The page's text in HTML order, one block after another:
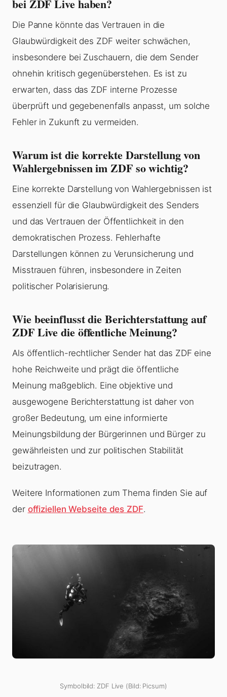
bei ZDF Live haben?
Die Panne könnte das Vertrauen in die
Glaubwürdigkeit des ZDF weiter schwächen,
insbesondere bei Zuschauern, die dem Sender
ohnehin kritisch gegenüberstehen. Es ist zu
erwarten, dass das ZDF interne Prozesse
überprüft und gegebenenfalls anpasst, um solche
Fehler in Zukunft zu vermeiden.
Warum ist die korrekte Darstellung von
Wahlergebnissen im ZDF so wichtig?
Eine korrekte Darstellung von Wahlergebnissen ist
essenziell für die Glaubwürdigkeit des Senders
und das Vertrauen der Öffentlichkeit in den
demokratischen Prozess. Fehlerhafte
Darstellungen können zu Verunsicherung und
Misstrauen führen, insbesondere in Zeiten
politischer Polarisierung.
Wie beeinflusst die Berichterstattung auf
ZDF Live die öffentliche Meinung?
Als öffentlich-rechtlicher Sender hat das ZDF eine
hohe Reichweite und prägt die öffentliche
Meinung maßgeblich. Eine objektive und
ausgewogene Berichterstattung ist daher von
großer Bedeutung, um eine informierte
Meinungsbildung der Bürgerinnen und Bürger zu
gewährleisten und zur politischen Stabilität
beizutragen.
Weitere Informationen zum Thema finden Sie auf
der offiziellen Webseite des ZDF.
Symbolbild: ZDF Live (Bild: Picsum)